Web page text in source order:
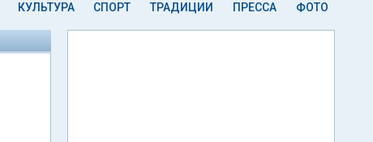
КУЛЬТУРА СПОРТ ТРАДИЦИИ ПРЕССА ФОТО